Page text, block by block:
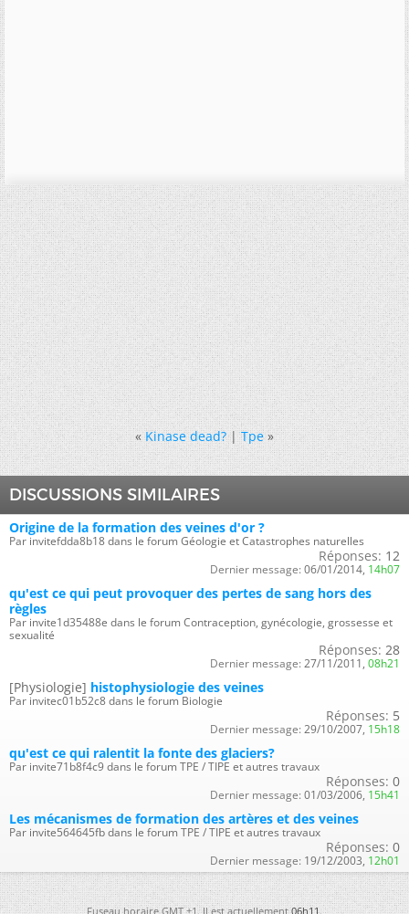
« Kinase dead?|Tpe »
DISCUSSIONS SIMILAIRES
Origine de la formation des veines d'or ?
Par invitefdda8b18 dans le forum Géologie et Catastrophes naturelles
Réponses: 12
Dernier message: 06/01/2014, 14h07
qu'est ce qui peut provoquer des pertes de sang hors des
règles
Par invite1d35488e dans le forum Contraception, gynécologie, grossesse et
sexualité
Réponses: 28
Dernier message: 27/11/2011, 08h21
[Physiologie] histophysiologie des veines
Par invitec01b52c8 dans le forum Biologie
Réponses: 5
Dernier message: 29/10/2007, 15h18
qu'est ce qui ralentit la fonte des glaciers?
Par invite71b8f4c9 dans le forum TPE / TIPE et autres travaux
Réponses: 0
Dernier message: 01/03/2006, 15h41
Les mécanismes de formation des artères et des veines
Par invite564645fb dans le forum TPE / TIPE et autres travaux
Réponses: 0
Dernier message: 19/12/2003, 12h01
Fuseau horaire GMT +1. Il est actuellement06h11.